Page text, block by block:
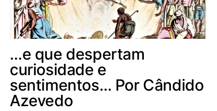
…e que despertam
curiosidade e
sentimentos… Por Cândido
Azevedo